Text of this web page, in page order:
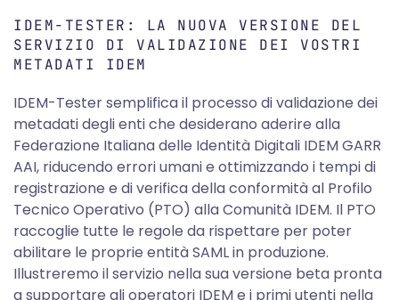
IDEM-TESTER: LA NUOVA VERSIONE DEL
SERVIZIO DI VALIDAZIONE DEI VOSTRI
METADATI IDEM
IDEM-Tester semplifica il processo di validazione dei
metadati degli enti che desiderano aderire alla
Federazione Italiana delle Identità Digitali IDEM GARR
AAI, riducendo errori umani e ottimizzando i tempi di
registrazione e di verifica della conformità al Profilo
Tecnico Operativo (PTO) alla Comunità IDEM. Il PTO
raccoglie tutte le regole da rispettare per poter
abilitare le proprie entità SAML in produzione.
Illustreremo il servizio nella sua versione beta pronta
a supportare gli operatori IDEM e i primi utenti nella